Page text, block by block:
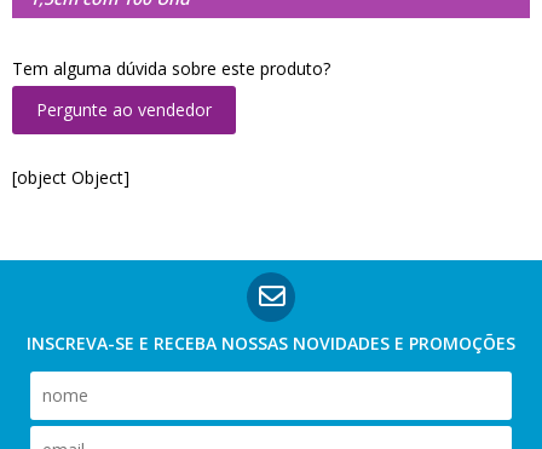
Tem alguma dúvida sobre este produto?
Pergunte ao vendedor
[object Object]
INSCREVA-SE E RECEBA NOSSAS NOVIDADES E PROMOÇÕES